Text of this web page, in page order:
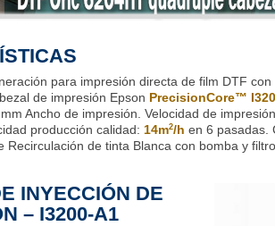
para impresión directa de film DTF
de impresión Epson PrecisionCore™
Ancho de impresión. Velocidad de
producción calidad: 14m2/h en 6 pasadas.
Recirculación de tinta Blanca con bomba y
INYECCIÓN DE
– I3200-A1